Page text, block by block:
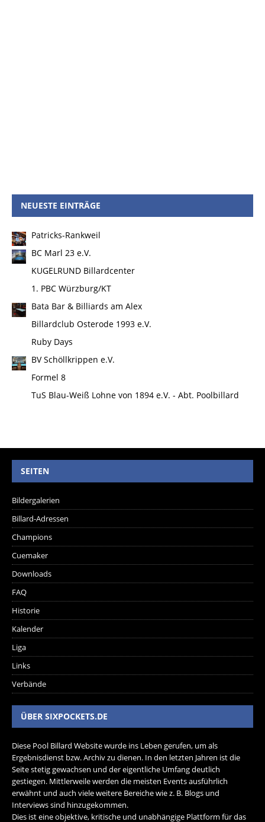
NEUESTE EINTRÄGE
Patricks-Rankweil
BC Marl 23 e.V.
KUGELRUND Billardcenter
1. PBC Würzburg/KT
Bata Bar & Billiards am Alex
Billardclub Osterode 1993 e.V.
Ruby Days
BV Schöllkrippen e.V.
Formel 8
TuS Blau-Weiß Lohne von 1894 e.V. - Abt. Poolbillard
SEITEN
Bildergalerien
Billard-Adressen
Champions
Cuemaker
Downloads
FAQ
Historie
Kalender
Liga
Links
Verbände
ÜBER SIXPOCKETS.DE
Diese Pool Billard Website wurde ins Leben gerufen, um als
Ergebnisdienst bzw. Archiv zu dienen. In den letzten Jahren ist die
Seite stetig gewachsen und der eigentliche Umfang deutlich
gestiegen. Mittlerweile werden die meisten Events ausführlich
erwähnt und auch viele weitere Bereiche wie z. B. Blogs und
Interviews sind hinzugekommen.
Dies ist eine objektive, kritische und unabhängige Plattform für das